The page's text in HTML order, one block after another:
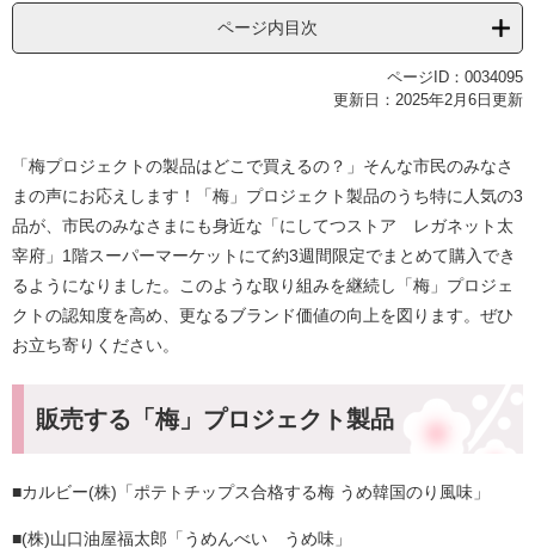
ページ内目次
ページID：0034095
更新日：2025年2月6日更新
「梅プロジェクトの製品はどこで買えるの？」そんな市民のみなさ
まの声にお応えします！「梅」プロジェクト製品のうち特に人気の3
品が、市民のみなさまにも身近な「にしてつストア レガネット太
宰府」1階スーパーマーケットにて約3週間限定でまとめて購入でき
るようになりました。このような取り組みを継続し「梅」プロジェ
クトの認知度を高め、更なるブランド価値の向上を図ります。ぜひ
お立ち寄りください。
販売する「梅」プロジェクト製品
■カルビー(株)「ポテトチップス合格する梅 うめ韓国のり風味」
■(株)山口油屋福太郎「うめんべい うめ味」